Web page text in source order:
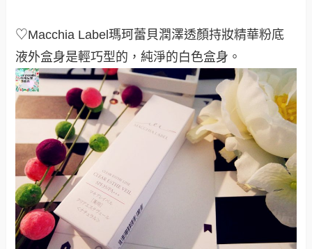
♡Macchia Label瑪珂蕾貝潤澤透顏持妝精華粉底
液外盒身是輕巧型的，純淨的白色盒身。